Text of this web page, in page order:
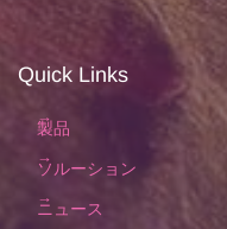
Quick Links
製品
ソルーション
ニュース